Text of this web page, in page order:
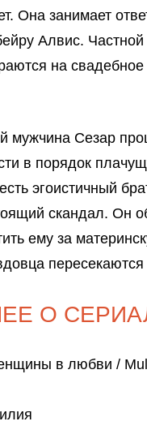
Она занимает
Алвис.
на
мужчина Сезар
в порядок
эгоистичный
скандал. Он
ему за
О
в любви /